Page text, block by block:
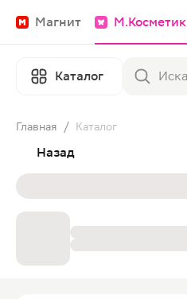
Магнит М.Косметик
Каталог
Главная / Каталог
Назад